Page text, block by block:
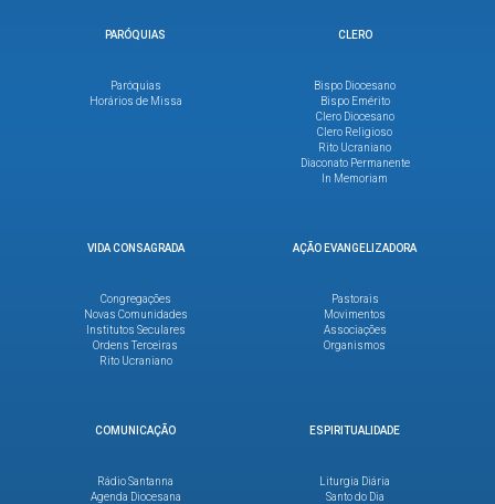
PARÓQUIAS
Paróquias
Horários de Missa
CLERO
Bispo Diocesano
Bispo Emérito
Clero Diocesano
Clero Religioso
Rito Ucraniano
Diaconato Permanente
In Memoriam
VIDA CONSAGRADA
Congregações
Novas Comunidades
Institutos Seculares
Ordens Terceiras
Rito Ucraniano
AÇÃO EVANGELIZADORA
Pastorais
Movimentos
Associações
Organismos
COMUNICAÇÃO
Rádio Santanna
Agenda Diocesana
ESPIRITUALIDADE
Liturgia Diária
Santo do Dia